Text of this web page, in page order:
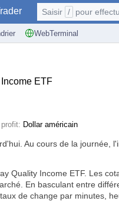
WebTerminal
Saisir / pour effectuer la
ETF
Dollar américain
Au cours de la journée,
Quality Income ETF. Les
En basculant entre
de change par minutes,